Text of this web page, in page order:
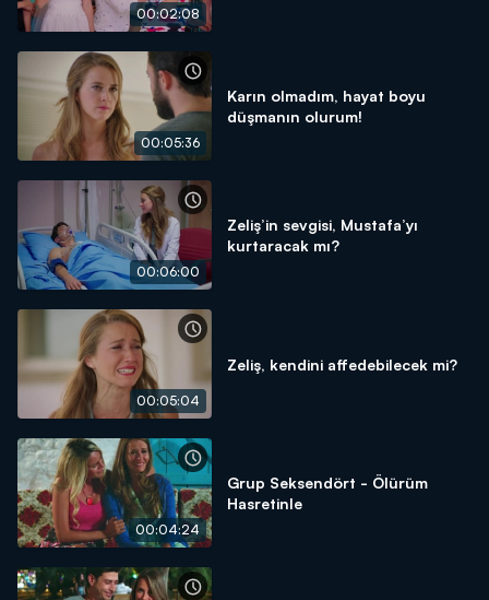
00:02:08
00:05:36
Karın olmadım, hayat boyu
düşmanın olurum!
00:06:00
Zeliş’in sevgisi, Mustafa’yı
kurtaracak mı?
00:05:04
Zeliş, kendini affedebilecek mi?
00:04:24
Grup Seksendört - Ölürüm
Hasretinle